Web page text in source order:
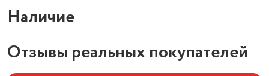
Наличие
Отзывы реальных покупателей